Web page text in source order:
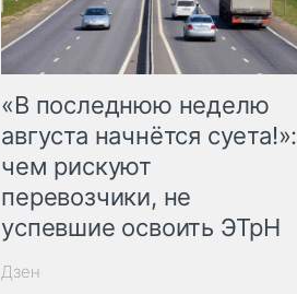
«В последнюю неделю
августа начнётся суета!»:
чем рискуют
перевозчики, не
успевшие освоить ЭТрН
Дзен